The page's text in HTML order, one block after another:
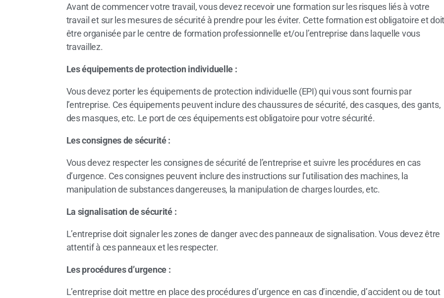
Avant de commencer votre travail, vous devez recevoir une formation sur les risques liés à votre
travail et sur les mesures de sécurité à prendre pour les éviter. Cette formation est obligatoire et
être organisée par le centre de formation professionnelle et/ou l’entreprise dans laquelle vous
travaillez.
Les équipements de protection individuelle :
Vous devez porter les équipements de protection individuelle (EPI) qui vous sont fournis par
l’entreprise. Ces équipements peuvent inclure des chaussures de sécurité, des casques, des gants,
des masques, etc. Le port de ces équipements est obligatoire pour votre sécurité.
Les consignes de sécurité :
Vous devez respecter les consignes de sécurité de l’entreprise et suivre les procédures en cas
d’urgence. Ces consignes peuvent inclure des instructions sur l’utilisation des machines, la
manipulation de substances dangereuses, la manipulation de charges lourdes, etc.
La signalisation de sécurité :
L’entreprise doit signaler les zones de danger avec des panneaux de signalisation. Vous devez être
attentif à ces panneaux et les respecter.
Les procédures d’urgence :
L’entreprise doit mettre en place des procédures d’urgence en cas d’incendie, d’accident ou de tout